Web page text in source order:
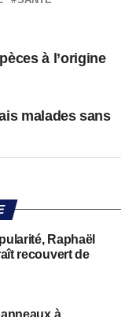
à l’origine
malades sans
Raphaël
recouvert de
à